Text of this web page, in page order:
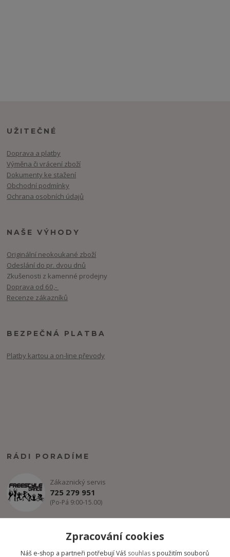
UŽITEČNÉ
Doprava a platby
Výměna či vrácení zboží
Dokumenty ke stažení
Obchodní podmínky
Ochrana osobních údajů
NAŠE VÝHODY
Originální neokoukané zboží
Odeslání do pr. dvou dnů
Zkušenosti z kamenné prodejny
Doprava od 60,-
Recenze zákazníků
BEZPEČNÁ PLATBA
Platby kartou a on-line převody
RÁDI PORADÍME
Zákaznický servis
725 279 951
(Po-Pá 9:00-15.00)
Zpracování cookies
Náš e-shop a partneři potřebují Váš souhlas s použitím souborů